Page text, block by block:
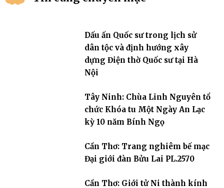
Dấu ấn Quốc sư trong lịch sử
dân tộc và định hướng xây
dựng Điện thờ Quốc sư tại Hà
Nội
Tây Ninh: Chùa Linh Nguyên tổ
chức Khóa tu Một Ngày An Lạc
kỳ 10 năm Bính Ngọ
Cần Thơ: Trang nghiêm bế mạc
Đại giới đàn Bửu Lai PL.2570
Cần Thơ: Giới tử Ni thành kính